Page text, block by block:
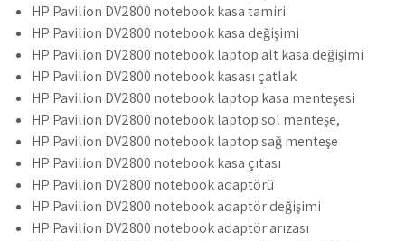
HP Pavilion DV2800 notebook kasa tamiri
HP Pavilion DV2800 notebook kasa değişimi
HP Pavilion DV2800 notebook laptop alt kasa değişimi
HP Pavilion DV2800 notebook kasası çatlak
HP Pavilion DV2800 notebook laptop kasa menteşesi
HP Pavilion DV2800 notebook laptop sol menteşe,
HP Pavilion DV2800 notebook laptop sağ menteşe
HP Pavilion DV2800 notebook kasa çıtası
HP Pavilion DV2800 notebook adaptörü
HP Pavilion DV2800 notebook adaptör değişimi
HP Pavilion DV2800 notebook adaptör arızası